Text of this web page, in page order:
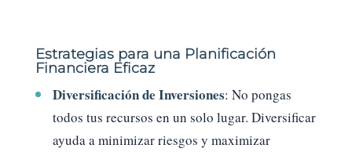
Estrategias para una Planificación
Financiera Eficaz
Diversificación de Inversiones: No pongas
todos tus recursos en un solo lugar. Diversificar
ayuda a minimizar riesgos y maximizar